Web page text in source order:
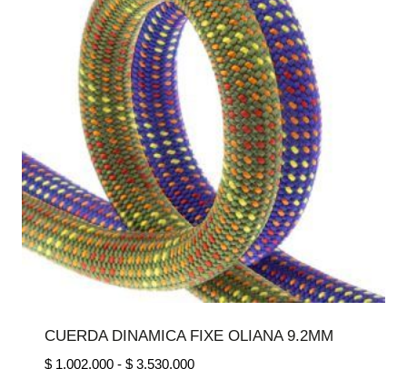
CUERDA DINAMICA FIXE OLIANA 9.2MM
$1.002.000 - $3.530.000Rango